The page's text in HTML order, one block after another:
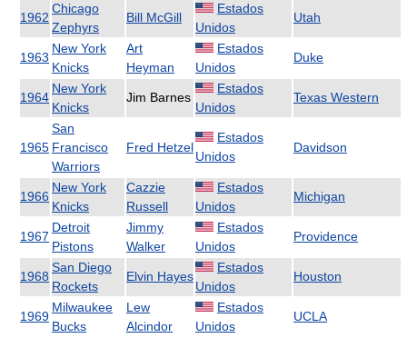
1962
Chicago
Zephyrs
Bill McGill
Estados
Unidos
Utah
1963
New York
Knicks
Art
Heyman
Estados
Unidos
Duke
1964
New York
Knicks
Jim Barnes
Estados
Unidos
Texas Western
1965
San
Francisco
Warriors
Fred Hetzel
Estados
Unidos
Davidson
1966
New York
Knicks
Cazzie
Russell
Estados
Unidos
Michigan
1967
Detroit
Pistons
Jimmy
Walker
Estados
Unidos
Providence
1968
San Diego
Rockets
Elvin Hayes
Estados
Unidos
Houston
1969
Milwaukee
Bucks
Lew
Alcindor
Estados
Unidos
UCLA